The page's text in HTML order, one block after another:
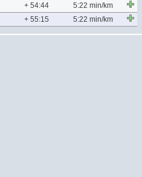
+ 54:44
5:22 min/km
+ 55:15 5:22 min/km